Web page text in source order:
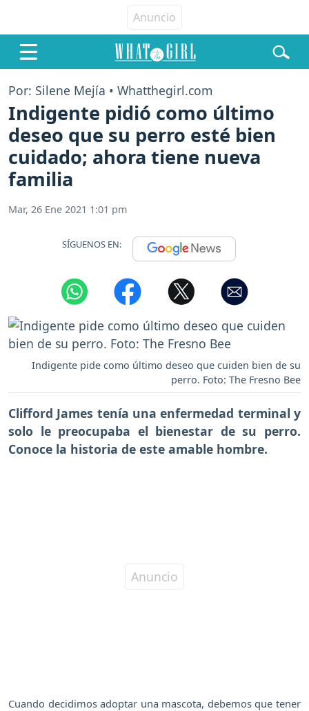
Por: Silene Mejía • Whatthegirl.com
Indigente pidió como último
deseo que su perro esté bien
cuidado; ahora tiene nueva
familia
Mar, 26 Ene 2021 1:01 pm
SÍGUENOS EN:
Indigente pide como último deseo que cuiden bien de su
perro. Foto: The Fresno Bee
Clifford James tenía una enfermedad terminal y
solo le preocupaba el bienestar de su perro.
Conoce la historia de este amable hombre.
Cuando decidimos adoptar una mascota, debemos que tener